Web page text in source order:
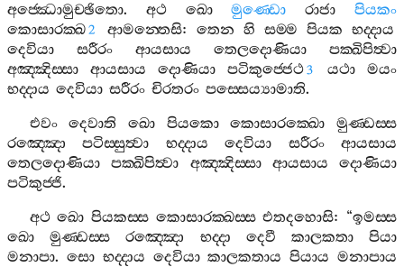
අජ‍්ඣොමුච‍්ඡිතො. අථ ඛො මුණ‍්ඩො රාජා
පියකං
කොසාරක‍්ඛ2 ආමන‍්තෙසි: තෙන හි සම‍්ම පියක භද‍්දාය
දෙවියා
සරීරං ආයසාය තෙලදොණියා
පක‍්ඛිපිත්‍වා
අඤ‍්ඤිස‍්සා
ආයසාය දොණියා පටිකුජ‍්ජෙථ3 යථා
මයං
භද‍්දාය දෙවියා සරීරං චිරතරං පස‍්සෙය්‍යාමාති.
එවං
දෙවාති ඛො පියකො කොසාරක‍්ඛො
මුණ‍්ඩස‍්ස
රඤ‍්ඤො
පටිස‍්සුත්‍වා භද‍්දාය දෙවියා සරීරං
ආයසාය
තෙලදොණියා
පක‍්ඛිපිත්‍වා අඤ‍්ඤිස‍්සා ආයසාය
දොණියා
පටිකුජ‍්ජි.
අථ ඛො පියකස‍්ස කොසාරක‍්ඛස‍්ස එතදහොසි: “ඉමස‍්ස
ඛො
මුණ‍්ඩස‍්ස රඤ‍්ඤො භද‍්දා දෙවී කාලකතා
පියා
මනාපා. සො භද‍්දාය දෙවියා කාලකතාය පියාය මනාපාය